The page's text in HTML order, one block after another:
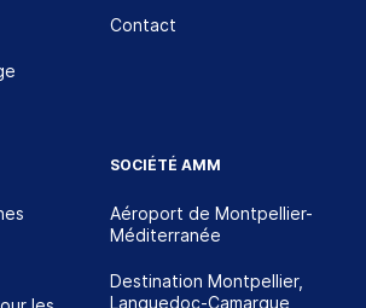
Contact
SOCIÉTÉ AMM
Aéroport de Montpellier-
Méditerranée
Destination Montpellier,
Languedoc-Camargue